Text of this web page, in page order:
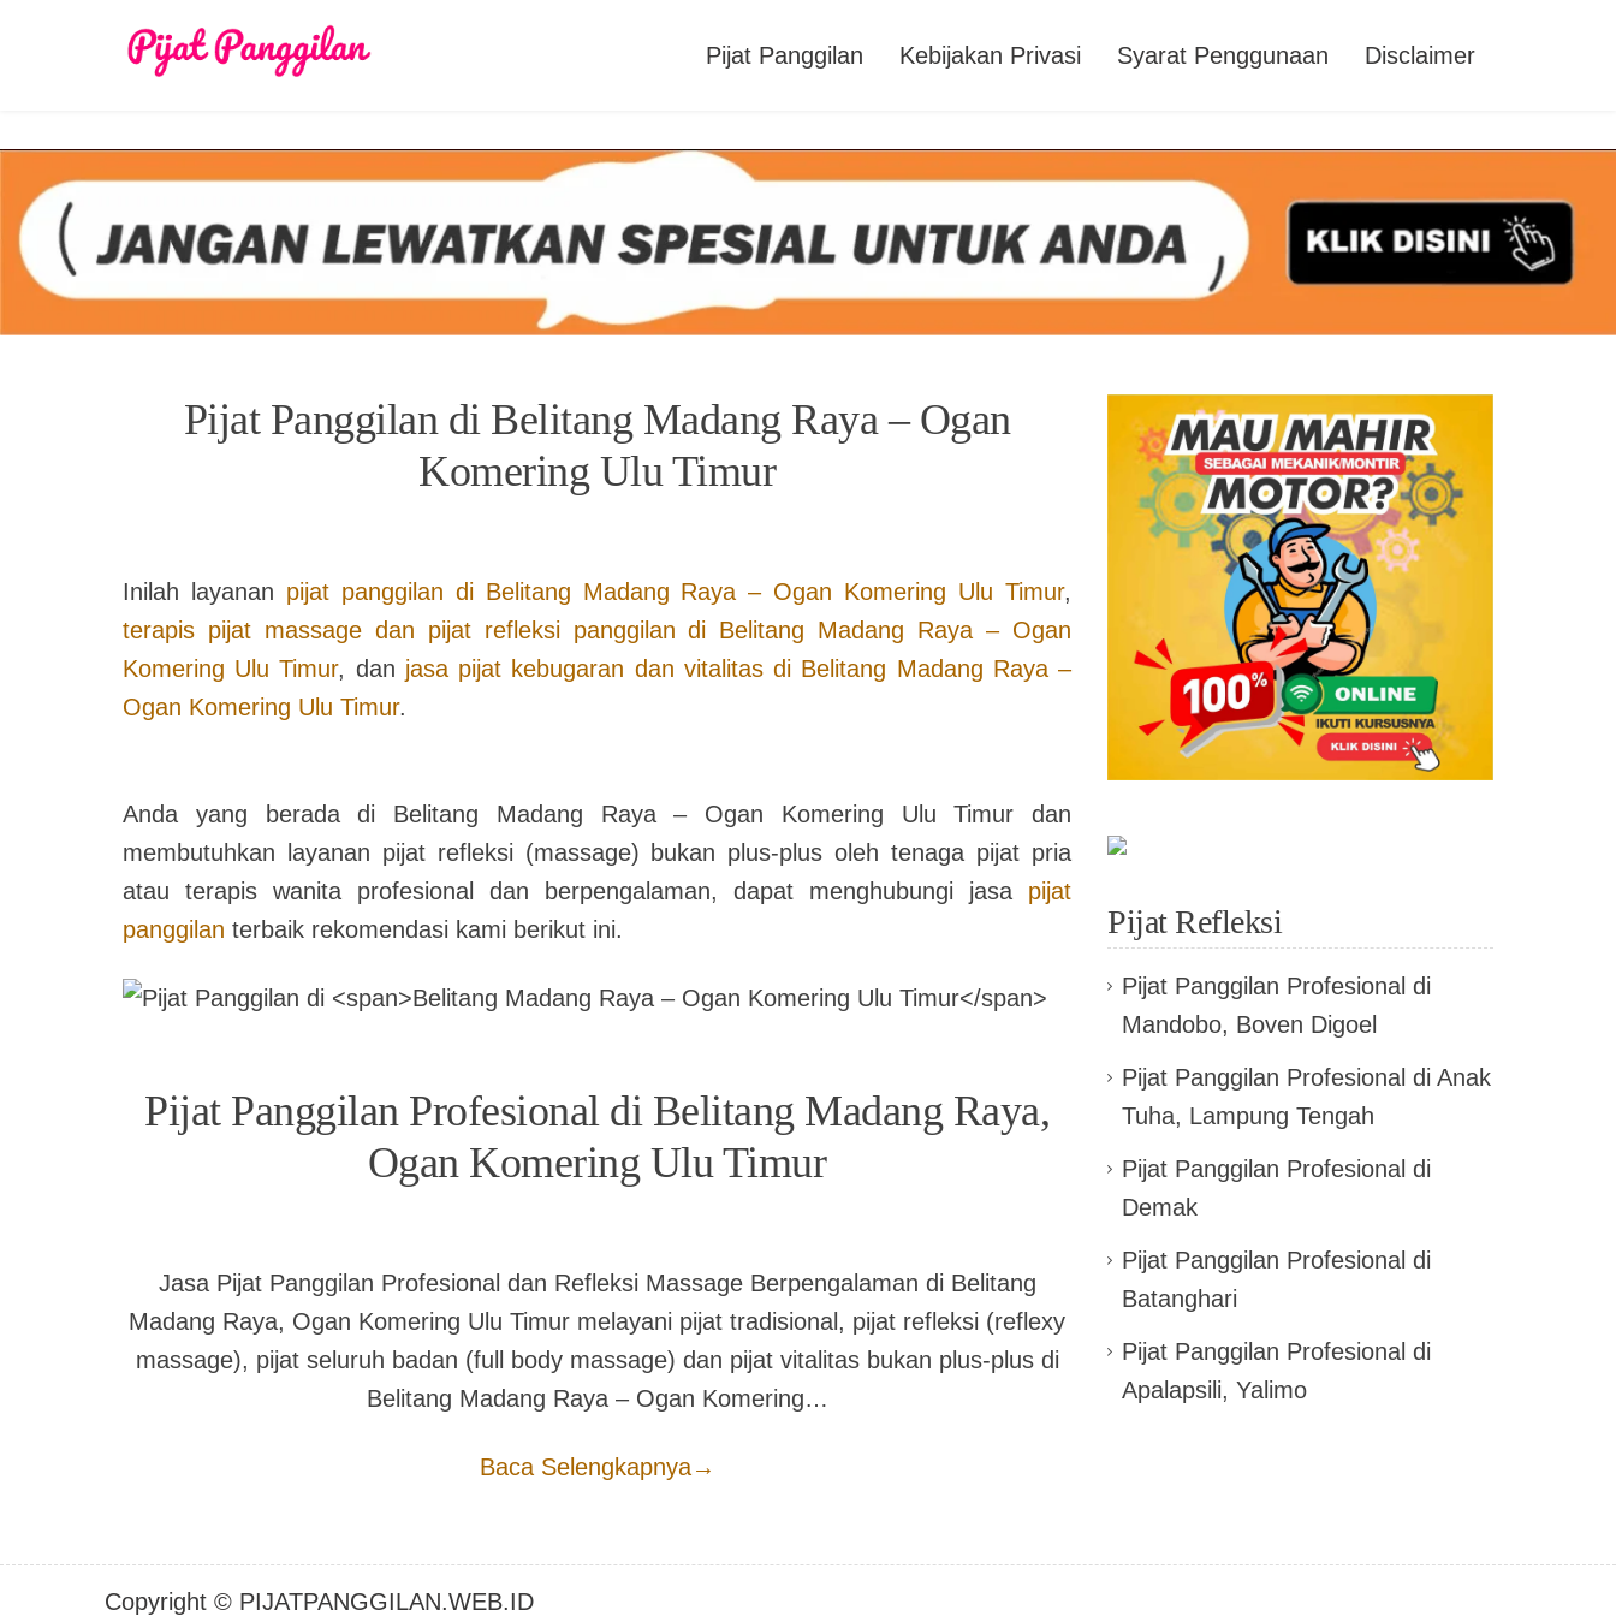
Pijat Panggilan Kebijakan Privasi Syarat Penggunaan Disclaimer
Pijat Panggilan di Belitang Madang Raya – Ogan
Komering Ulu Timur
Inilah layanan pijat panggilan di Belitang Madang Raya – Ogan Komering Ulu Timur,
terapis pijat massage dan pijat refleksi panggilan di Belitang Madang Raya – Ogan
Komering Ulu Timur, dan jasa pijat kebugaran dan vitalitas di Belitang Madang Raya –
Ogan Komering Ulu Timur.
Anda yang berada di Belitang Madang Raya – Ogan Komering Ulu Timur dan
membutuhkan layanan pijat refleksi (massage) bukan plus-plus oleh tenaga pijat pria
atau terapis wanita profesional dan berpengalaman, dapat menghubungi jasa pijat
panggilan terbaik rekomendasi kami berikut ini.
Pijat Panggilan Profesional di Belitang Madang Raya,
Ogan Komering Ulu Timur
Jasa Pijat Panggilan Profesional dan Refleksi Massage Berpengalaman di Belitang
Madang Raya, Ogan Komering Ulu Timur melayani pijat tradisional, pijat refleksi (reflexy
massage), pijat seluruh badan (full body massage) dan pijat vitalitas bukan plus-plus di
Belitang Madang Raya – Ogan Komering…
Baca Selengkapnya→
Pijat Refleksi
Pijat Panggilan Profesional di
Mandobo, Boven Digoel
Pijat Panggilan Profesional di Anak
Tuha, Lampung Tengah
Pijat Panggilan Profesional di
Demak
Pijat Panggilan Profesional di
Batanghari
Pijat Panggilan Profesional di
Apalapsili, Yalimo
Copyright © PIJATPANGGILAN.WEB.ID